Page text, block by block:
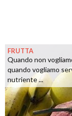
FRUTTA
Quando non
quando vogliamo
nutriente ...